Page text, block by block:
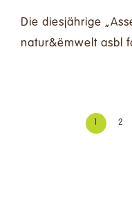
Die diesjährige
natur&ëmwelt asbl
2